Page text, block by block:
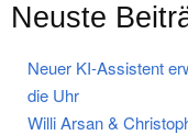
Neuste
Neuer KI-Assistent
die Uhr
Willi Arsan &